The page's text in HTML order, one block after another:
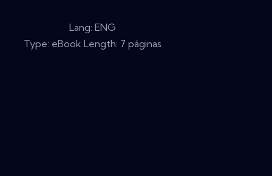
Lang: ENG
Type: eBook Length: 7 páginas